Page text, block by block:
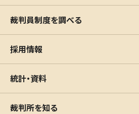
裁判員制度を調べる
採用情報
統計・資料
裁判所を知る